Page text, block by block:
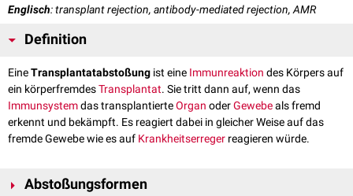
Englisch: transplant rejection, antibody-mediated rejection, AMR
Definition
EineTransplantatabstoßung ist eine Immunreaktion des Körpers auf
ein körperfremdesTransplantat. Sie tritt dann auf, wenn das
Immunsystemdas transplantierteOrgan oderGewebeals fremd
erkennt und bekämpft. Es reagiert dabei in gleicher Weise auf das
fremde Gewebe wie es auf Krankheitserreger reagieren würde.
Abstoßungsformen